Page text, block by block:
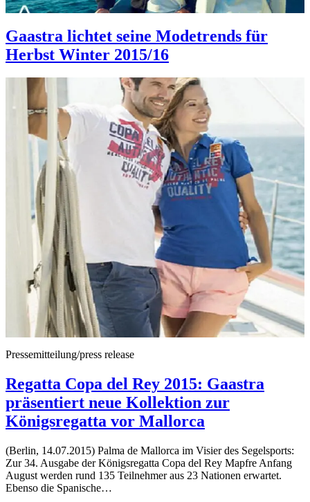
Gaastra lichtet seine Modetrends für
Herbst Winter 2015/16
Pressemitteilung/press release
Regatta Copa del Rey 2015: Gaastra
präsentiert neue Kollektion zur
Königsregatta vor Mallorca
(Berlin, 14.07.2015) Palma de Mallorca im Visier des Segelsports:
Zur 34. Ausgabe der Königsregatta Copa del Rey Mapfre Anfang
August werden rund 135 Teilnehmer aus 23 Nationen erwartet.
Ebenso die Spanische…